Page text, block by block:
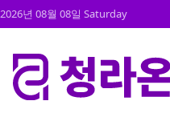
2026년 08월 08일 Saturday